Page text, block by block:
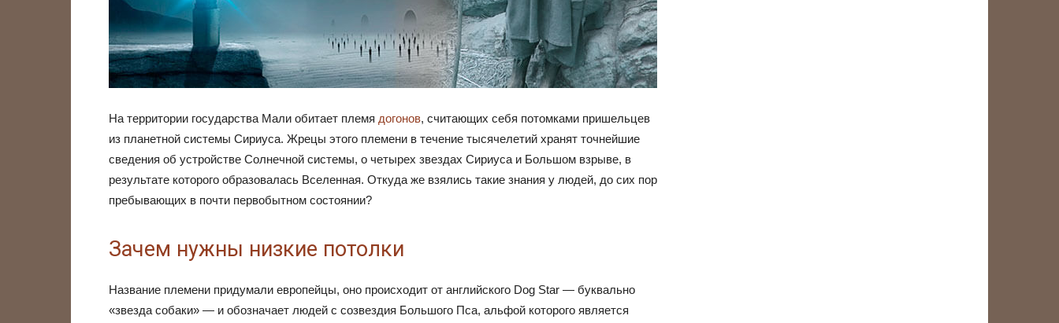
На территории государства Мали обитает племя догонов, считающих себя потомками пришельцев
из планетной системы Сириуса. Жрецы этого племени в течение тысячелетий хранят точнейшие
сведения об устройстве Солнечной системы, о четырех звездах Сириуса и Большом взрыве, в
результате которого образовалась Вселенная. Откуда же взялись такие знания у людей, до сих пор
пребывающих в почти первобытном состоянии?
Зачем нужны низкие потолки
Название племени придумали европейцы, оно происходит от английского Dog Star — буквально
«звезда собаки» — и обозначает людей с созвездия Большого Пса, альфой которого является